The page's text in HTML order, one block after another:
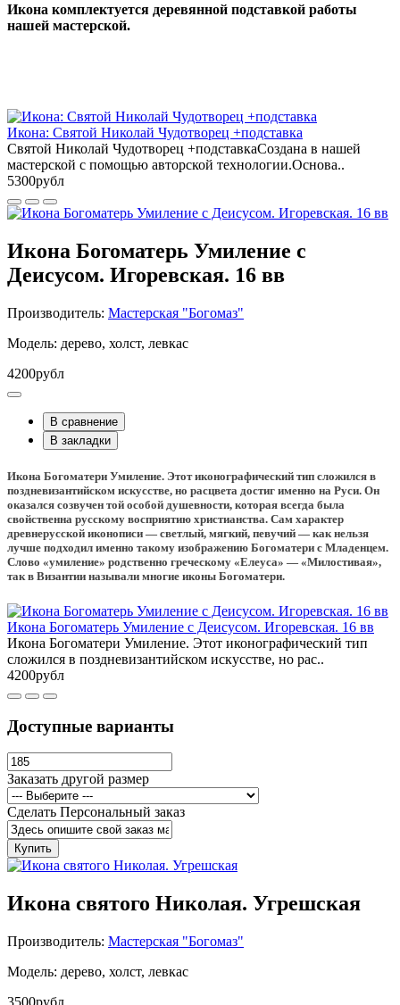
Икона комплектуется деревянной подставкой работы
нашей мастерской.
Икона: Святой Николай Чудотворец +подставка
Святой Николай Чудотворец +подставкаСоздана в нашей
мастерской с помощью авторской технологии.Основа..
5300рубл
Икона Богоматерь Умиление с
Деисусом. Игоревская. 16 вв
Производитель: Мастерская "Богомаз"
Модель: дерево, холст, левкас
4200рубл
В сравнение
В закладки
Икона Богоматери Умиление. Этот иконографический тип сложился в
поздневизантийском искусстве, но расцвета достиг именно на Руси. Он
оказался созвучен той особой душевности, которая всегда была
свойственна русскому восприятию христианства. Сам характер
древнерусской иконописи — светлый, мягкий, певучий — как нельзя
лучше подходил именно такому изображению Богоматери с Младенцем.
Слово «умиление» родственно греческому «Елеуса» — «Милостивая»,
так в Византии называли многие иконы Богоматери.
Икона Богоматерь Умиление с Деисусом. Игоревская. 16 вв
Икона Богоматери Умиление. Этот иконографический тип
сложился в поздневизантийском искусстве, но рас..
4200рубл
Доступные варианты
Заказать другой размер
Сделать Персональный заказ
Купить
Икона святого Николая. Угрешская
Производитель: Мастерская "Богомаз"
Модель: дерево, холст, левкас